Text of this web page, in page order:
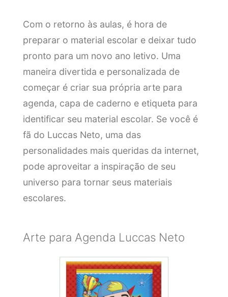
Com o retorno às aulas, é hora de
preparar o material escolar e deixar tudo
pronto para um novo ano letivo. Uma
maneira divertida e personalizada de
começar é criar sua própria arte para
agenda, capa de caderno e etiqueta para
identificar seu material escolar. Se você é
fã do Luccas Neto, uma das
personalidades mais queridas da internet,
pode aproveitar a inspiração de seu
universo para tornar seus materiais
escolares.
Arte para Agenda Luccas Neto